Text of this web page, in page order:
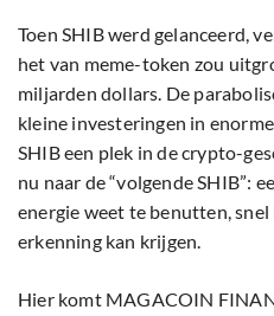
Toen SHIB werd gelanceerd,
het van meme-token zou
miljarden dollars. De
kleine investeringen in
SHIB een plek in de crypto-
nu naar de “volgende SHIB”:
energie weet te benutten,
erkenning kan krijgen.
Hier komt MAGACOIN